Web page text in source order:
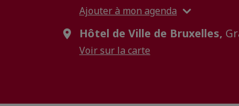
Ajouter à mon agenda
Hôtel de Ville de Bruxelles,
Voir sur la carte